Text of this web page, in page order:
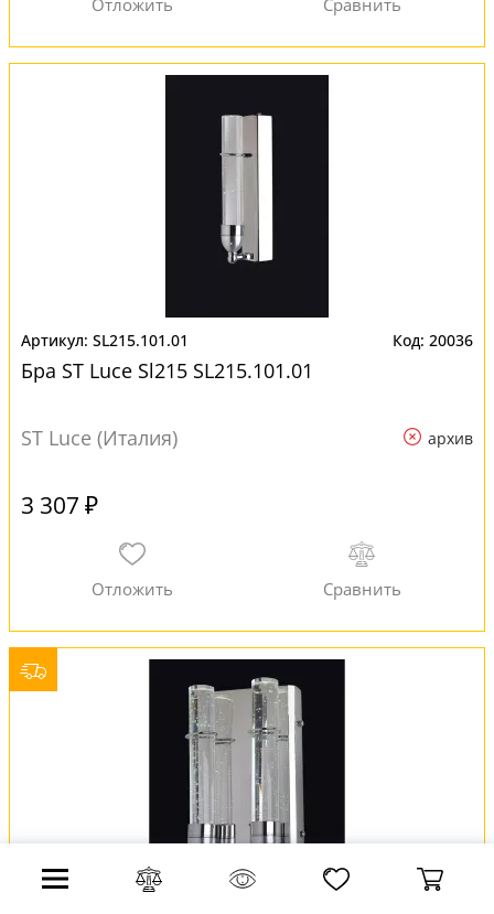
SL215.101.01 20036
Бра ST Luce Sl215 SL215.101.01
ST Luce (Италия) архив
3 307 ₽